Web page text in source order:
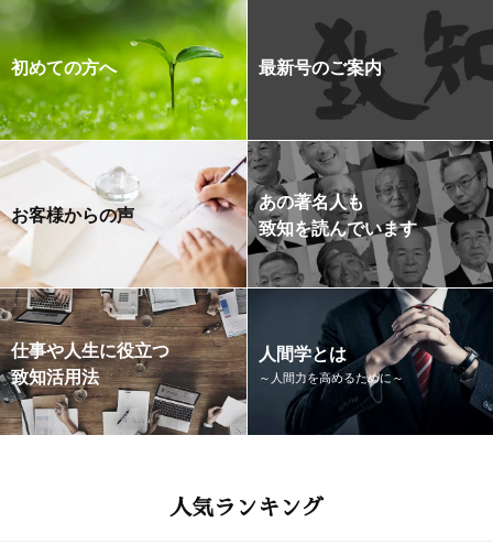
初めての方へ 最新号のご案内
お客様からの声
あの著名人も
致知を読んでいます
仕事や人生に役立つ
致知活用法
人間学とは
～人間力を高めるために～
人気ランキング